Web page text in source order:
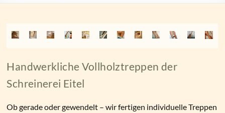
Handwerkliche Vollholztreppen der
Schreinerei Eitel
Ob gerade oder gewendelt – wir fertigen individuelle Treppen